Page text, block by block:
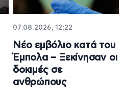
07.08.2026, 12:22
Νέο εμβόλιο κατά του
Έμπολα – Ξεκίνησαν οι
δοκιμές σε
ανθρώπους